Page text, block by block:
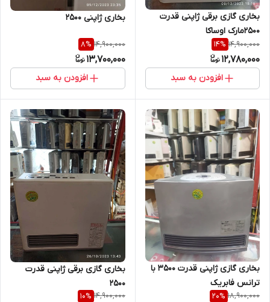
بخاری گازی برقی ژاپنی قدرت
2500مارک اوساکا
14,900,000
14%
12,780,000
افزودن به سبد
بخاری ژاپنی 2500
14,900,000
8%
13,700,000
افزودن به سبد
بخاری گازی ژاپنی قدرت 3500 با
ترانس فابریک
18,900,000
20%
بخاری گازی برقی ژاپنی قدرت
۲۵۰۰
14,900,000
10%